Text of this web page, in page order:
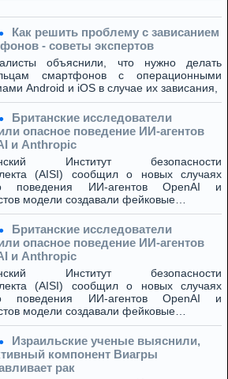
Как решить проблему с зависанием
- советы экспертов
объяснили, что нужно делать
смартфонов с операционными
Android и iOS в случае их зависания,
Британские исследователи
опасное поведение ИИ-агентов
и Anthropic
Институт безопасности
(AISI) сообщил о новых случаях
поведения ИИ-агентов OpenAI и
модели создавали фейковые…
Британские исследователи
опасное поведение ИИ-агентов
и Anthropic
Институт безопасности
(AISI) сообщил о новых случаях
поведения ИИ-агентов OpenAI и
модели создавали фейковые…
Израильские ученые выяснили,
компонент Виагры
рак